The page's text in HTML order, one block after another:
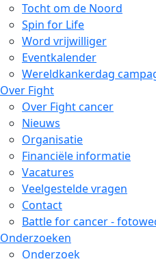
Tocht om de Noord
Spin for Life
Word vrijwilliger
Eventkalender
Wereldkankerdag
Over Fight
Over Fight cancer
Nieuws
Organisatie
Financiële informatie
Vacatures
Veelgestelde vragen
Contact
Battle for cancer -
Onderzoeken
Onderzoek